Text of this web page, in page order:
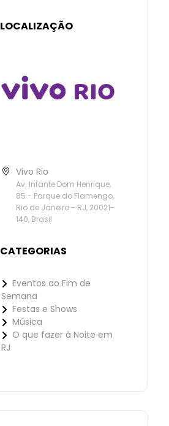
LOCALIZAÇÃO
Vivo Rio
Av. Infante Dom Henrique,
85 - Parque do Flamengo,
Rio de Janeiro - RJ, 20021-
140, Brasil
CATEGORIAS
Eventos ao Fim de
Semana
Festas e Shows
Música
O que fazer à Noite em
RJ